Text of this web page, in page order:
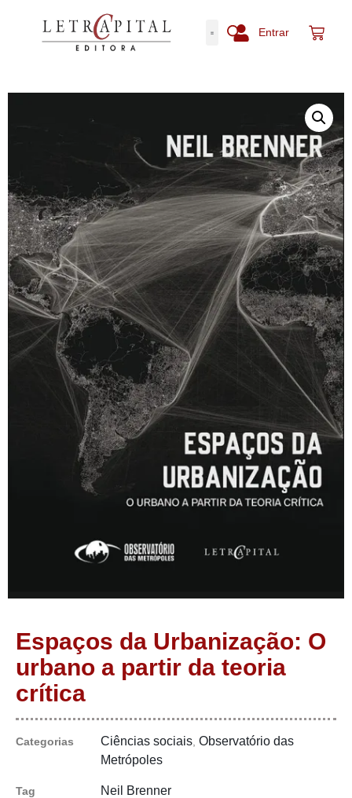
Entrar
Espaços da Urbanização: O
urbano a partir da teoria
crítica
Categorias Ciências sociais Observatório das
Metrópoles
Tag Neil Brenner